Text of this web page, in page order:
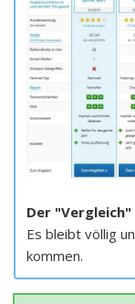
Der
Es bleibt völlig
kommen.